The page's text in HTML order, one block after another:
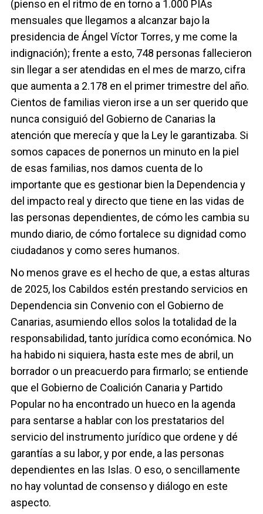
(pienso en el ritmo de en torno a 1.000 PIAs
mensuales que llegamos a alcanzar bajo la
presidencia de Ángel Víctor Torres, y me come la
indignación); frente a esto, 748 personas fallecieron
sin llegar a ser atendidas en el mes de marzo, cifra
que aumenta a 2.178 en el primer trimestre del año.
Cientos de familias vieron irse a un ser querido que
nunca consiguió del Gobierno de Canarias la
atención que merecía y que la Ley le garantizaba. Si
somos capaces de ponernos un minuto en la piel
de esas familias, nos damos cuenta de lo
importante que es gestionar bien la Dependencia y
del impacto real y directo que tiene en las vidas de
las personas dependientes, de cómo les cambia su
mundo diario, de cómo fortalece su dignidad como
ciudadanos y como seres humanos.
No menos grave es el hecho de que, a estas alturas
de 2025, los Cabildos estén prestando servicios en
Dependencia sin Convenio con el Gobierno de
Canarias, asumiendo ellos solos la totalidad de la
responsabilidad, tanto jurídica como económica. No
ha habido ni siquiera, hasta este mes de abril, un
borrador o un preacuerdo para firmarlo; se entiende
que el Gobierno de Coalición Canaria y Partido
Popular no ha encontrado un hueco en la agenda
para sentarse a hablar con los prestatarios del
servicio del instrumento jurídico que ordene y dé
garantías a su labor, y por ende, a las personas
dependientes en las Islas. O eso, o sencillamente
no hay voluntad de consenso y diálogo en este
aspecto.